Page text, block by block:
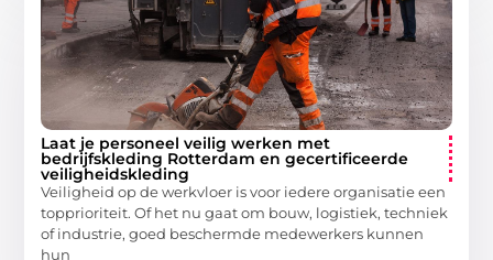
Laat je personeel veilig werken met
bedrijfskleding Rotterdam en gecertificeerde
veiligheidskleding
Veiligheid op de werkvloer is voor iedere organisatie een
topprioriteit. Of het nu gaat om bouw, logistiek, techniek
of industrie, goed beschermde medewerkers kunnen
hun